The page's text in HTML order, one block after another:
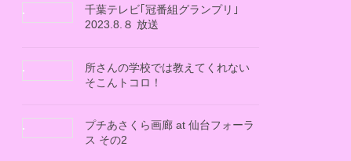
千葉テレビ｢冠番組グランプリ｣
2023.8.８ 放送
所さんの学校では教えてくれない
そこんトコロ！
プチあさくら画廊 at 仙台フォーラ
ス その2